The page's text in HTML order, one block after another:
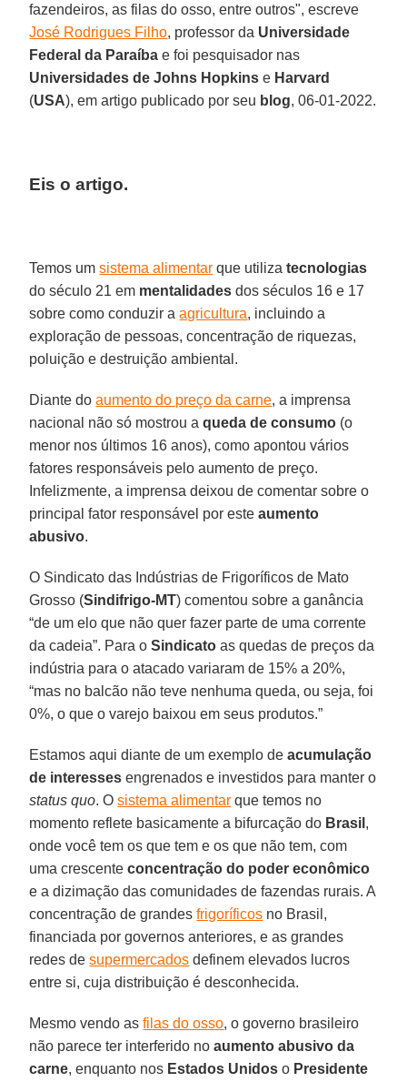
fazendeiros, as filas do osso, entre outros", escreve
José Rodrigues Filho, professor da Universidade
Federal da Paraíba e foi pesquisador nas
Universidades de Johns Hopkins e Harvard
(USA), em artigo publicado por seu blog, 06-01-2022.
Eis o artigo.
Temos umsistema alimentar que utilizatecnologias
do século 21 em mentalidades dos séculos 16 e 17
sobre como conduzir aagricultura, incluindo a
exploração de pessoas, concentração de riquezas,
poluição e destruição ambiental.
Diante doaumento do preço da carne, a imprensa
nacional não só mostrou aqueda de consumo (o
menor nos últimos 16 anos), como apontou vários
fatores responsáveis pelo aumento de preço.
Infelizmente, a imprensa deixou de comentar sobre o
principal fator responsável por esteaumento
abusivo.
O Sindicato das Indústrias de Frigoríficos de Mato
Grosso (Sindifrigo-MT) comentou sobre a ganância
“de um elo que não quer fazer parte de uma corrente
da cadeia”. Para oSindicato as quedas de preços da
indústria para o atacado variaram de 15% a 20%,
“mas no balcão não teve nenhuma queda, ou seja, foi
0%, o que o varejo baixou em seus produtos.”
Estamos aqui diante de um exemplo deacumulação
de interesses engrenados e investidos para manter o
status quo. Osistema alimentar que temos no
momento reflete basicamente a bifurcação do Brasil ,
onde você tem os que tem e os que não tem, com
uma crescenteconcentração do poder econômico
e a dizimação das comunidades de fazendas rurais. A
concentração de grandesfrigoríficos no Brasil,
financiada por governos anteriores, e as grandes
redes desupermercados definem elevados lucros
entre si, cuja distribuição é desconhecida.
Mesmo vendo asfilas do osso, o governo brasileiro
não parece ter interferido noaumento abusivo da
carne, enquanto nos Estados Unidos o Presidente